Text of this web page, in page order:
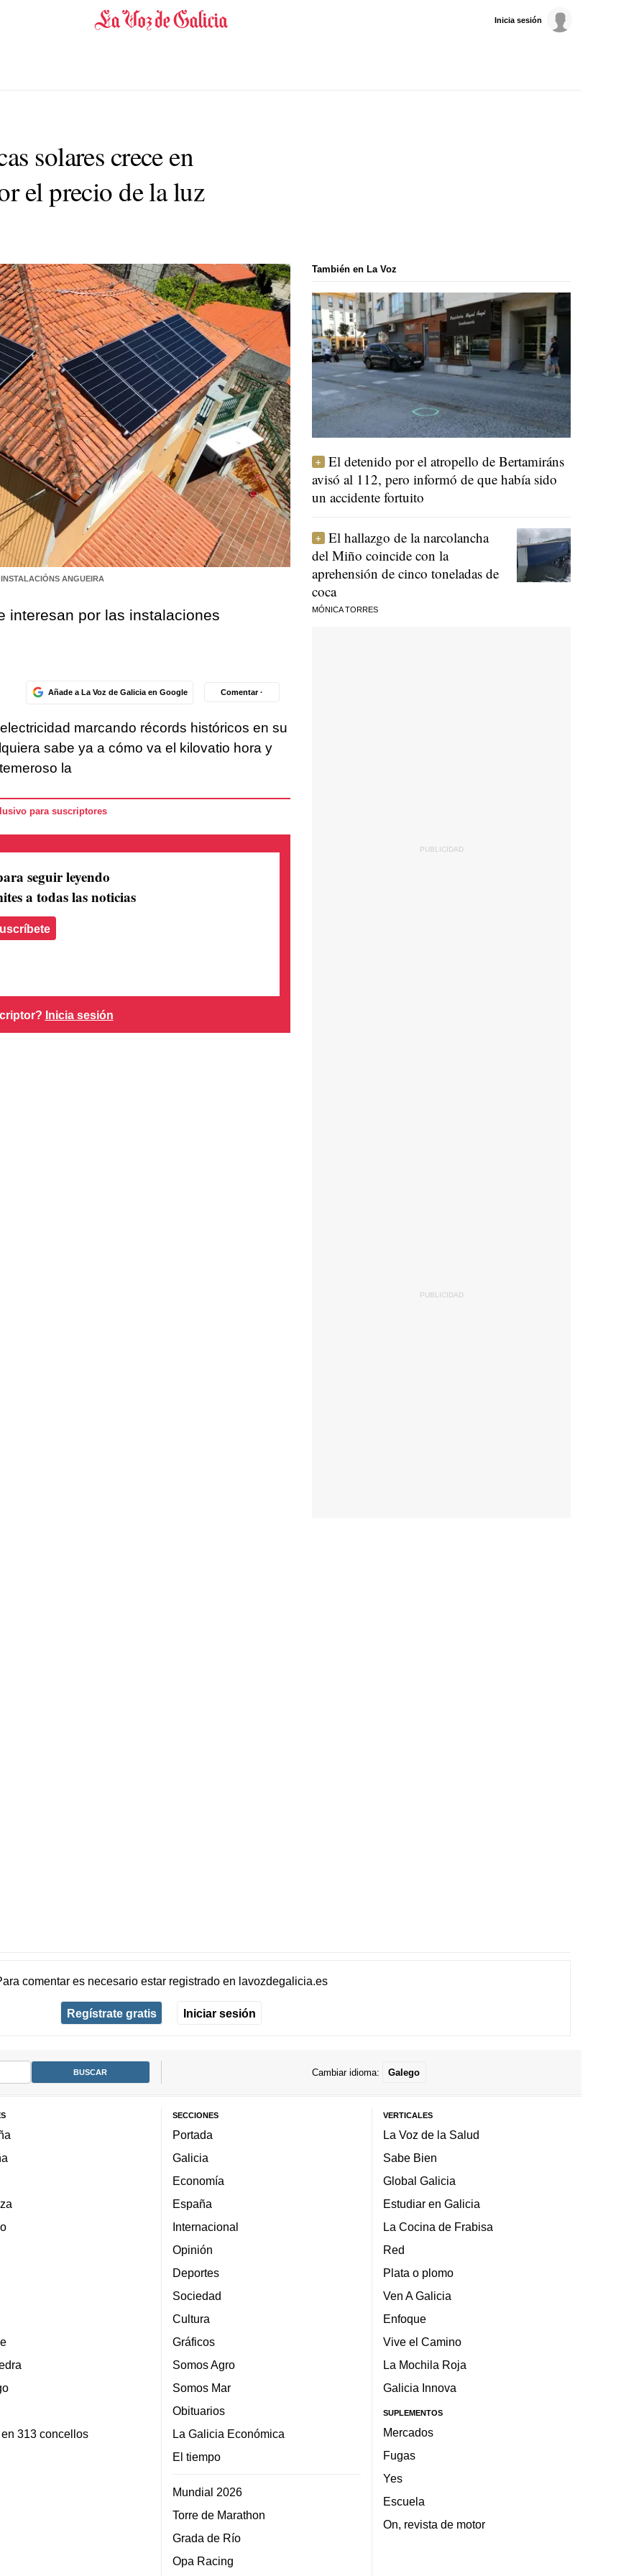
Inicia sesión
solares crece en
el precio de la luz
INSTALACIÓNS ANGUEIRA
interesan por las instalaciones
Añade a La Voz de Galicia en Google Comentar ·
marcando récords históricos en su
sabe ya a cómo va el kilovatio hora y
la
para suscriptores
seguir leyendo
a todas las noticias
Inicia sesión
También en La Voz
El detenido por el atropello de Bertamiráns
avisó al 112, pero informó de que había sido
un accidente fortuito
El hallazgo de la narcolancha
del Miño coincide con la
aprehensión de cinco toneladas de
coca
MÓNICA TORRES
comentar es necesario estar registradoen lavozdegalicia.es
Regístrate gratis Iniciar sesión
Cambiar idioma: Galego
313 concellos
SECCIONES
Portada
Galicia
Economía
España
Internacional
Opinión
Deportes
Sociedad
Cultura
Gráficos
Somos Agro
Somos Mar
Obituarios
La Galicia Económica
El tiempo
Mundial 2026
Torre de Marathon
Grada de Río
Opa Racing
VERTICALES
La Voz de la Salud
Sabe Bien
Global Galicia
Estudiar en Galicia
La Cocina de Frabisa
Red
Plata o plomo
Ven A Galicia
Enfoque
Vive el Camino
La Mochila Roja
Galicia Innova
SUPLEMENTOS
Mercados
Fugas
Yes
Escuela
On, revista de motor